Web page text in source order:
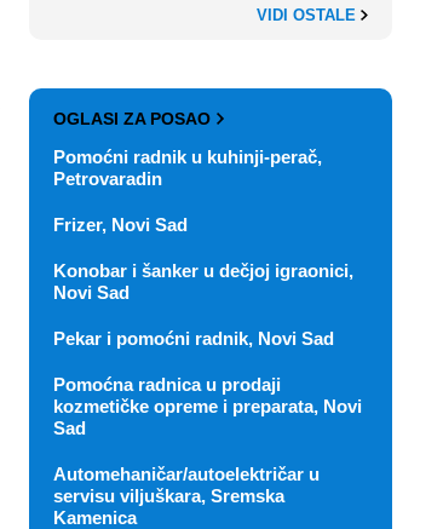
VIDI OSTALE
OGLASI ZA POSAO
Pomoćni radnik u kuhinji-perač,
Petrovaradin
Frizer, Novi Sad
Konobar i šanker u dečjoj igraonici,
Novi Sad
Pekar i pomoćni radnik, Novi Sad
Pomoćna radnica u prodaji
kozmetičke opreme i preparata, Novi
Sad
Automehaničar/autoelektričar u
servisu viljuškara, Sremska
Kamenica